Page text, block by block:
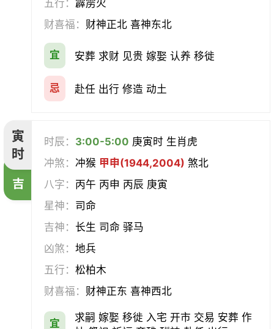
求医 治病 安机械
会亲友 伐木 架马
入学 结网 安碓硙
断蚁 归岫 修坟
破土 安葬 立碑
除服
修墓
五行：霹雳火
财喜福： 财神正北 喜神东北
宜 安葬 求财 见贵 嫁娶 认养 移徙
忌 赴任 出行 修造 动土
寅
时
吉
时辰： 3:00-5:00 庚寅时 生肖虎
冲煞：冲猴 甲申(1944,2004) 煞北
八字： 丙午 丙申 丙辰 庚寅
星神： 司命
吉神： 长生 司命 驿马
凶煞：地兵
五行：松柏木
财喜福： 财神正东 喜神西北
宜
求嗣 嫁娶 移徙 入宅 开市 交易 安葬 作